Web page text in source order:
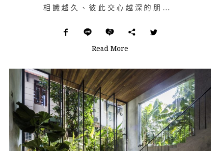
相識越久、彼此交心越深的朋友越可貴，房子亦然。可曾想過在 1662 年曾是一間小劇場的小屋，在現在也…
Read More